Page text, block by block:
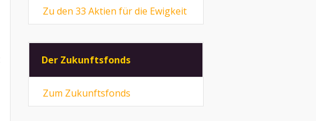
Zu den 33 Aktien für die Ewigkeit
Der Zukunftsfonds
Zum Zukunftsfonds